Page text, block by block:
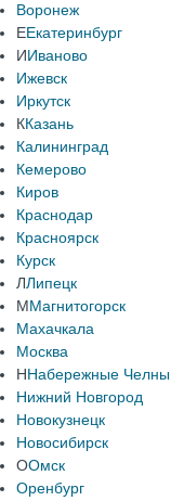
Воронеж
ЕЕкатеринбург
ИИваново
Ижевск
Иркутск
ККазань
Калининград
Кемерово
Киров
Краснодар
Красноярск
Курск
ЛЛипецк
ММагнитогорск
Махачкала
Москва
ННабережные Челны
Нижний Новгород
Новокузнецк
Новосибирск
ООмск
Оренбург